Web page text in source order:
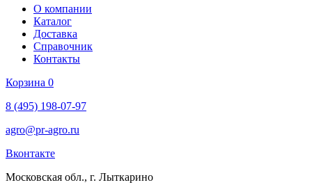
О компании
Каталог
Доставка
Справочник
Контакты
Корзина 0
8 (495) 198-07-97
agro@pr-agro.ru
Вконтакте
Московская обл., г. Лыткарино